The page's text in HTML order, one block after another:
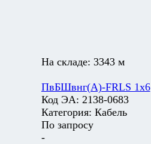
На складе: 3343 м
ПвБШвнг(А)-FRLS 1х6
Код ЭА: 2138-0683
Категория: Кабель
По запросу
-